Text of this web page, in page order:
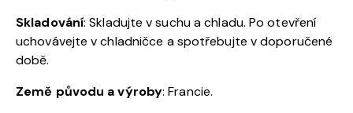
Skladování: Skladujte v suchu a chladu. Po otevření
uchovávejte v chladničce a spotřebujte v doporučené
době.
Země původu a výroby: Francie.